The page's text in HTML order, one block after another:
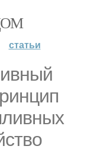
статьи